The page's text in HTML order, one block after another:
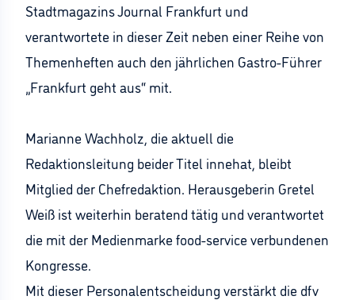
Stadtmagazins Journal Frankfurt und
verantwortete in dieser Zeit neben einer Reihe von
Themenheften auch den jährlichen Gastro-Führer
„Frankfurt geht aus“ mit.
Marianne Wachholz, die aktuell die
Redaktionsleitung beider Titel innehat, bleibt
Mitglied der Chefredaktion. Herausgeberin Gretel
Weiß ist weiterhin beratend tätig und verantwortet
die mit der Medienmarke food-service verbundenen
Kongresse.
Mit dieser Personalentscheidung verstärkt die dfv